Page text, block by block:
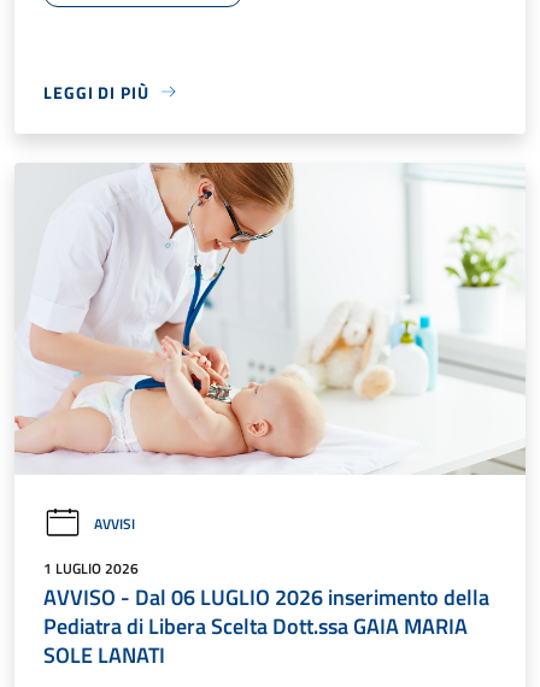
LEGGI DI PIÙ
AVVISI
1 LUGLIO 2026
AVVISO - Dal 06 LUGLIO 2026 inserimento della
Pediatra di Libera Scelta Dott.ssa GAIA MARIA
SOLE LANATI